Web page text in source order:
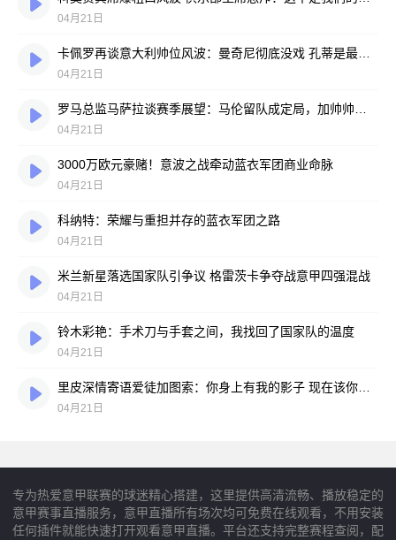
04月21日
04月21日
04月21日
3000万欧元豪赌！意波之战牵动蓝衣军团商业命脉
04月21日
科纳特：荣耀与重担并存的蓝衣军团之路
04月21日
米兰新星落选国家队引争议 格雷茨卡争夺战意甲四强混战
04月21日
铃木彩艳：手术刀与手套之间，我找回了国家队的温度
04月21日
04月21日
专为热爱意甲联赛的球迷精心搭建，这里提供高清流畅、播放稳定的
意甲赛事直播服务，意甲直播所有场次均可免费在线观看，不用安装
任何插件就能快速打开观看意甲直播。平台还支持完整赛程查阅，配